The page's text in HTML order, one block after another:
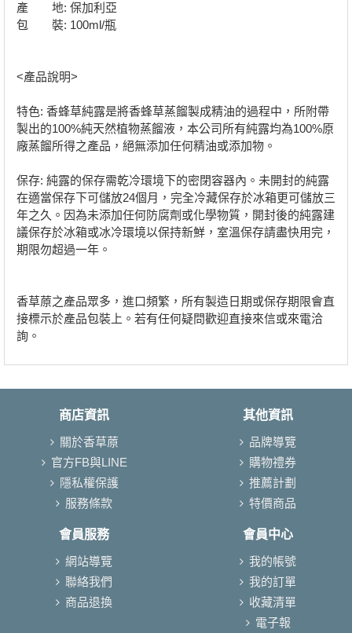
產 地: 保加利亞
包 裝: 100ml/瓶
<產品說明>
特色: 香蜂草純露是將香蜂草蒸餾製成精油的過程中，所附帶
製出的100%純天然植物蒸餾液，本公司所有純露均為100%原
廠蒸餾所得之產品，絕無添加任何精油或添加物。
保存: 純露的保存需乾冷環境下的密閉容器內。未開封的純露
在適當保存下可儲放24個月，完全冷藏保存於冰箱更可儲放三
年之久。因為未添加任何防腐劑或化學物質，開封後的純露建
議保存於冰箱或冰冷環境以保持新鮮，室溫保存請盡快用完，
期限勿超過一年。
香草蒝之產品眾多，進口頻繁，所有製造日期或保存期限會直
接標示於產品包裝上。若有任何疑問歡迎直接來信或來電洽
詢。
商店資訊
關於香草蒝
官方FB與LINE
隱私權保護
服務條款
其他資訊
品牌導覽
購物禮券
推薦計劃
特價商品
會員服務
網站導覽
聯絡我們
商品退換
會員中心
我的帳號
我的訂單
收藏清單
電子報